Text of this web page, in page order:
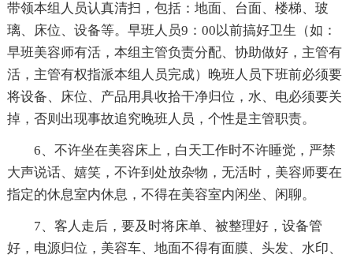
带领本组人员认真清扫，包括：地面、台面、楼梯、玻
璃、床位、设备等。早班人员9：00以前搞好卫生（如：
早班美容师有活，本组主管负责分配、协助做好，主管有
活，主管有权指派本组人员完成）晚班人员下班前必须要
将设备、床位、产品用具收拾干净归位，水、电必须要关
掉，否则出现事故追究晚班人员，个性是主管职责。
6、不许坐在美容床上，白天工作时不许睡觉，严禁
大声说话、嬉笑，不许到处放杂物，无活时，美容师要在
指定的休息室内休息，不得在美容室内闲坐、闲聊。
7、客人走后，要及时将床单、被整理好，设备管
好，电源归位，美容车、地面不得有面膜、头发、水印、